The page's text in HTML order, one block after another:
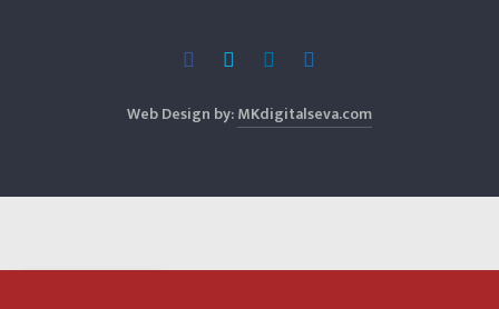
Web Design by:MKdigitalseva.com